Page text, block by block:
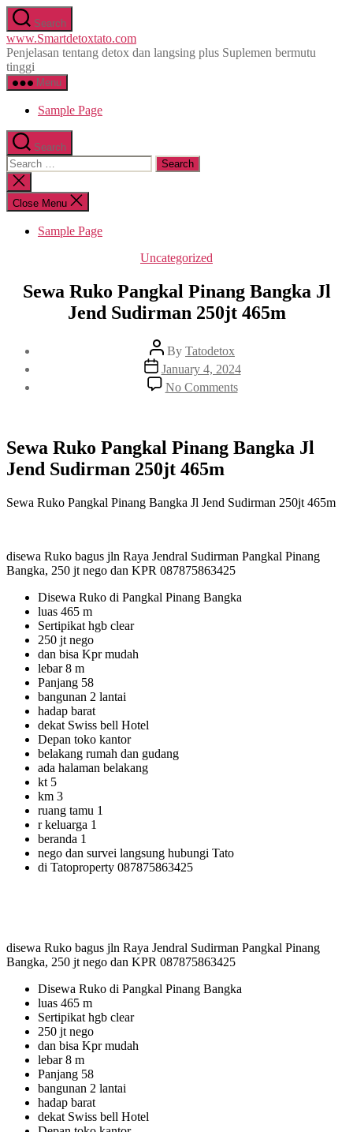
Skip
to
the
content
Search
www.Smartdetoxtato.com
Penjelasan tentang detox dan langsing plus Suplemen bermutu
tinggi
Menu
Sample Page
Search
Search
for:
Close
search
Close Menu
Sample Page
Categories
Uncategorized
Sewa Ruko Pangkal Pinang Bangka Jl
Jend Sudirman 250jt 465m
Post
author
By Tatodetox
Post
date
January 4, 2024
No Commentson
Sewa
Pinang
Bangka
Sudirman
250jt
Sewa Ruko Pangkal Pinang Bangka Jl
Jend Sudirman 250jt 465m
Sewa Ruko Pangkal Pinang Bangka Jl Jend Sudirman 250jt 465m
disewa Ruko bagus jln Raya Jendral Sudirman Pangkal Pinang
Bangka, 250 jt nego dan KPR 087875863425
Disewa Ruko di Pangkal Pinang Bangka
luas 465 m
Sertipikat hgb clear
250 jt nego
dan bisa Kpr mudah
lebar 8 m
Panjang 58
bangunan 2 lantai
hadap barat
dekat Swiss bell Hotel
Depan toko kantor
belakang rumah dan gudang
ada halaman belakang
kt 5
km 3
ruang tamu 1
r keluarga 1
beranda 1
nego dan survei langsung hubungi Tato
di Tatoproperty 087875863425
disewa Ruko bagus jln Raya Jendral Sudirman Pangkal Pinang
Bangka, 250 jt nego dan KPR 087875863425
Disewa Ruko di Pangkal Pinang Bangka
luas 465 m
Sertipikat hgb clear
250 jt nego
dan bisa Kpr mudah
lebar 8 m
Panjang 58
bangunan 2 lantai
hadap barat
dekat Swiss bell Hotel